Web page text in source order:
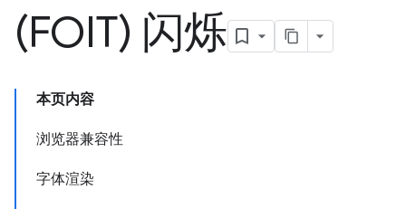
(FOIT) 闪烁
本页内容
浏览器兼容性
字体渲染